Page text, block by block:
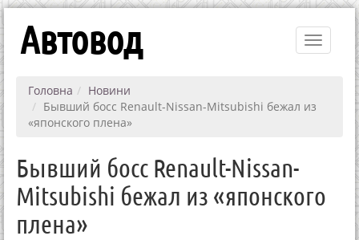
Toggle
Автовод
Головна
Новини
Бывший босс Renault-Nissan-Mitsubishi бежал из
«японского плена»
Бывший босс Renault-Nissan-
Mitsubishi бежал из «японского
плена»